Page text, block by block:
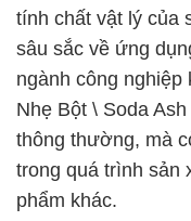
tính chất vật lý của
sâu sắc về ứng
ngành công nghiệp
Nhẹ Bột \ Soda
thông thường, mà
trong quá trình sản
phẩm khác.